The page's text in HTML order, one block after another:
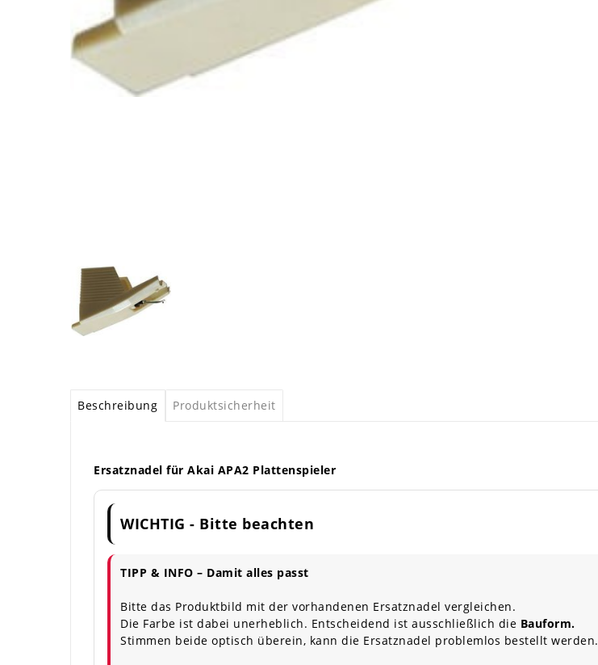
Beschreibung Produktsicherheit
Ersatznadel für Akai APA2 Plattenspieler
WICHTIG - Bitte beachten
TIPP & INFO – Damit alles passt
Bitte das Produktbild mit der vorhandenen Ersatznadel vergleichen.
Die Farbe ist dabei unerheblich. Entscheidend ist ausschließlich die Bauform.
Stimmen beide optisch überein, kann die Ersatznadel problemlos bestellt werden.